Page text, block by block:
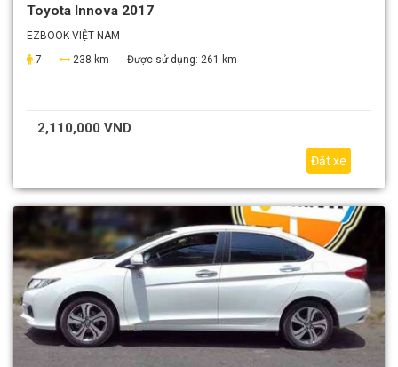
Toyota Innova 2017
EZBOOK VIỆT NAM
7
238 km Được sử dụng: 261 km
2,110,000 VND
Đặt xe